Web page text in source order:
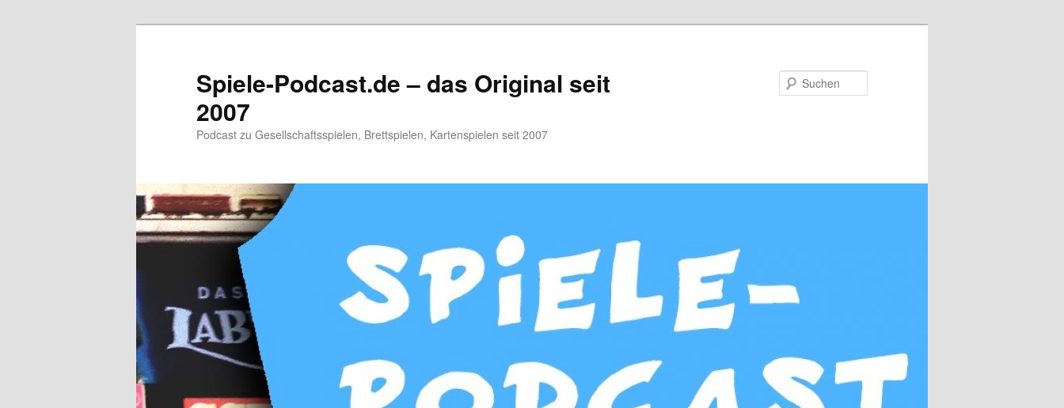
Spiele-Podcast.de – das Original seit
2007
Podcast zu Gesellschaftsspielen, Brettspielen, Kartenspielen seit 2007